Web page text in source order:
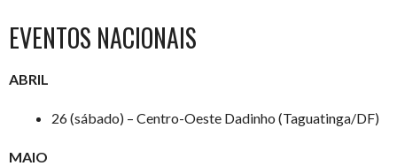
EVENTOS NACIONAIS
ABRIL
26 (sábado) – Centro-Oeste Dadinho (Taguatinga/DF)
MAIO